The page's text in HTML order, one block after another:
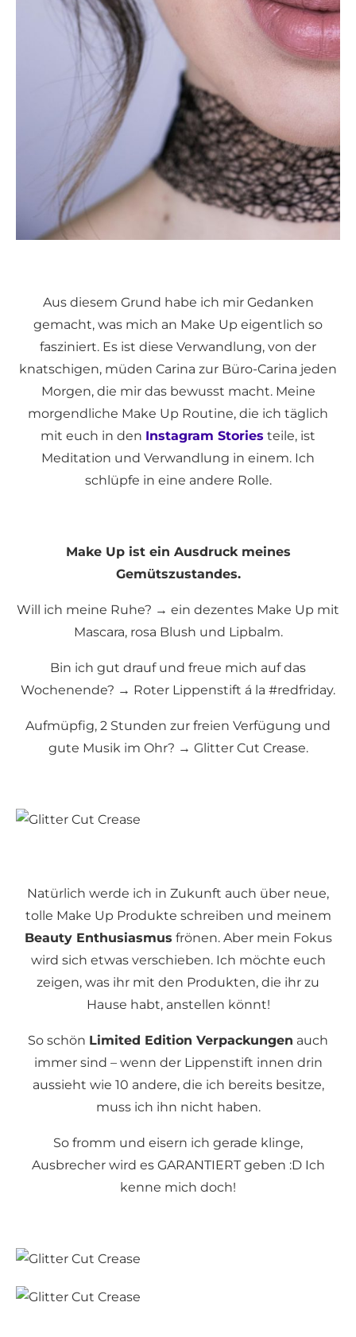
Aus diesem Grund habe ich mir Gedanken
gemacht, was mich an Make Up eigentlich so
fasziniert. Es ist diese Verwandlung, von der
knatschigen, müden Carina zur Büro-Carina jeden
Morgen, die mir das bewusst macht. Meine
morgendliche Make Up Routine, die ich täglich
mit euch in den Instagram Stories teile, ist
Meditation und Verwandlung in einem. Ich
schlüpfe in eine andere Rolle.
Make Up ist ein Ausdruck meines
Gemütszustandes.
Will ich meine Ruhe? → ein dezentes Make Up mit
Mascara, rosa Blush und Lipbalm.
Bin ich gut drauf und freue mich auf das
Wochenende? → Roter Lippenstift á la #redfriday.
Aufmüpfig, 2 Stunden zur freien Verfügung und
gute Musik im Ohr? → Glitter Cut Crease.
Natürlich werde ich in Zukunft auch über neue,
tolle Make Up Produkte schreiben und meinem
Beauty Enthusiasmus frönen. Aber mein Fokus
wird sich etwas verschieben. Ich möchte euch
zeigen, was ihr mit den Produkten, die ihr zu
Hause habt, anstellen könnt!
So schön Limited Edition Verpackungen auch
immer sind – wenn der Lippenstift innen drin
aussieht wie 10 andere, die ich bereits besitze,
muss ich ihn nicht haben.
So fromm und eisern ich gerade klinge,
Ausbrecher wird es GARANTIERT geben :D Ich
kenne mich doch!